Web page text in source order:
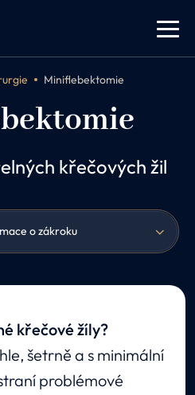
Miniflebektomie
křečových žil
o zákroku
křečové žíly?
šetrně a s minimální
problémové